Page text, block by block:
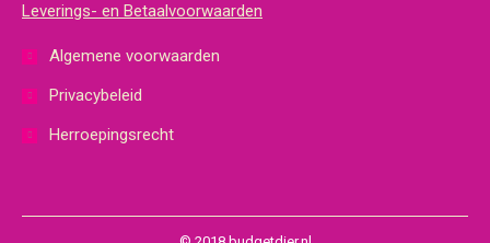
Leverings- en Betaalvoorwaarden
Algemene voorwaarden
Privacybeleid
Herroepingsrecht